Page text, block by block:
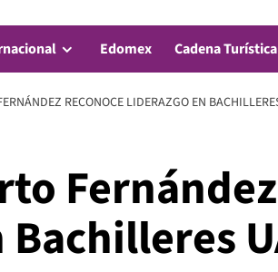
Edomex Cadena Turística
RECONOCE LIDERAZGO EN